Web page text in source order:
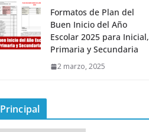
Formatos de Plan del
Buen Inicio del Año
Escolar 2025 para Inicial,
Primaria y Secundaria
2 marzo, 2025